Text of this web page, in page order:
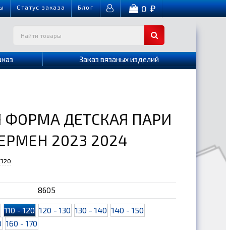
Cтатус заказа Блог 0₽
Заказ вязаных изделий
ФОРМА ДЕТСКАЯ ПАРИ
2023 2024
:
8605
110 - 120 120 - 130 130 - 140 140 - 150
160 - 170